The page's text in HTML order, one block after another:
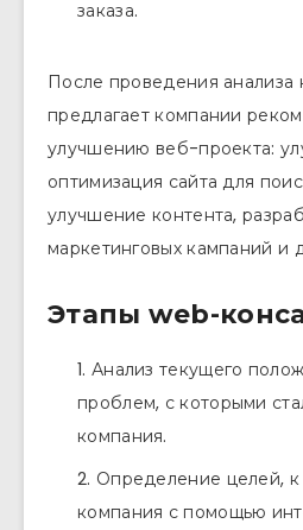
заказа.
После проведения анализа
предлагает компании
улучшению веб-проекта:
оптимизация сайта для
улучшение контента,
маркетинговых кампаний и
Этапы web-
Анализ текущего
проблем, с которыми
компания.
Определение целей,
компания с помощью